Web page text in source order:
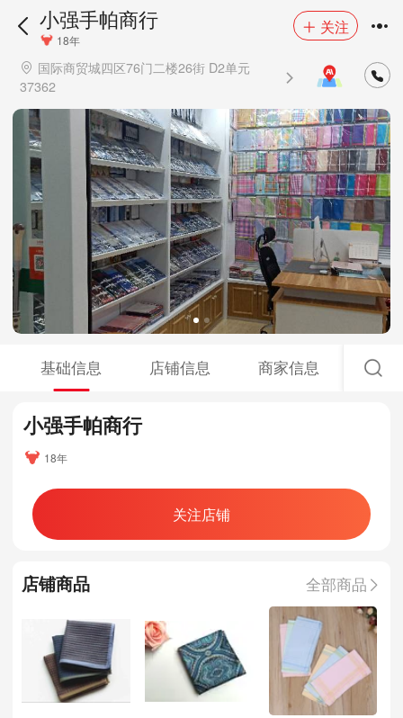
小强手帕商行
18年
关注
37362
基础信息 店铺信息 商家信息
小强手帕商行
18年
关注店铺
店铺商品 全部商品